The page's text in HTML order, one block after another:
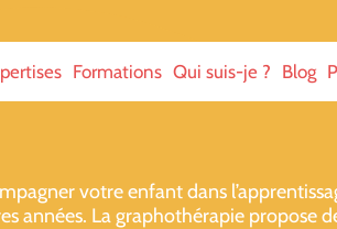
Formations Qui suis-je ? Blog
votre enfant dans
années. La graphothérapie propose